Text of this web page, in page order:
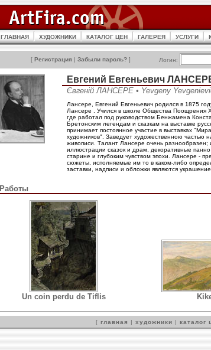
ГЛАВНАЯ ХУДОЖНИКИ КАТАЛОГ ЦЕН ГАЛЕРЕЯ УСЛУГИ
[ Регистрация | Забыли пароль? ] Логин:
Евгений Евгеньевич
Євгеній ЛАНСЕРЕ • Yevgeny
Лансере, Евгений Евгеньевич родился в 1875
Лансере . Учился в школе Общества Поощрения
где работал под руководством Бенжамена
Бретонским легендам и сказкам на выставке
принимает постоянное участие в выставках
художников". Заведует художественною частью
живописи. Талант Лансере очень разнообразен;
иллюстрации сказок и драм, декоративные
старине и глубоким чувством эпохи. Лансере -
сюжеты, исполняемые им то в каком-либо
заставки, надписи и обложки являются
Работы
Un coin perdu de Tiflis
[ главная | художники | каталог